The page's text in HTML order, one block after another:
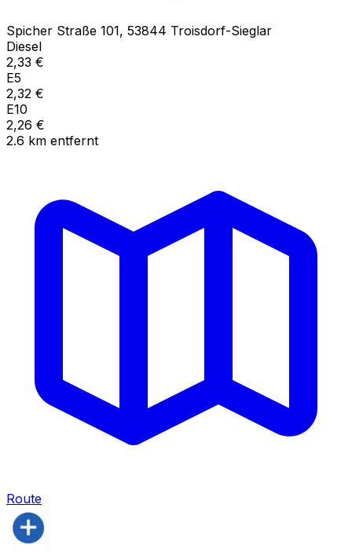
Spicher Straße 101, 53844 Troisdorf-Sieglar
Diesel
2,33 €
E5
2,32 €
E10
2,26 €
2.6 km entfernt
Route